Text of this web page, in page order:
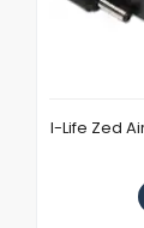
I-Life Zed